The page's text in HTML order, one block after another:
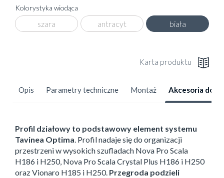
Kolorystyka wiodąca
szara antracyt biała
Karta produktu
Opis Parametry techniczne Montaż Akcesoria
Profil działowy to podstawowy element systemu
Tavinea Optima. Profil nadaje się do organizacji
przestrzeni w wysokich szufladach Nova Pro Scala
H186 i H250, Nova Pro Scala Crystal Plus H186 i H250
oraz Vionaro H185 i H250. Przegroda podzieli